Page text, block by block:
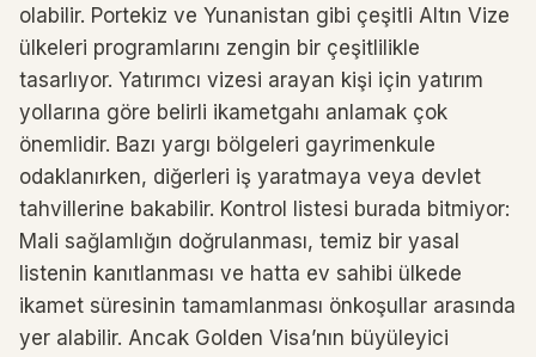
olabilir. Portekiz ve Yunanistan gibi çeşitli Altın Vize
ülkeleri programlarını zengin bir çeşitlilikle
tasarlıyor. Yatırımcı vizesi arayan kişi için yatırım
yollarına göre belirli ikametgahı anlamak çok
önemlidir. Bazı yargı bölgeleri gayrimenkule
odaklanırken, diğerleri iş yaratmaya veya devlet
tahvillerine bakabilir. Kontrol listesi burada bitmiyor:
Mali sağlamlığın doğrulanması, temiz bir yasal
listenin kanıtlanması ve hatta ev sahibi ülkede
ikamet süresinin tamamlanması önkoşullar arasında
yer alabilir. Ancak Golden Visa’nın büyüleyici